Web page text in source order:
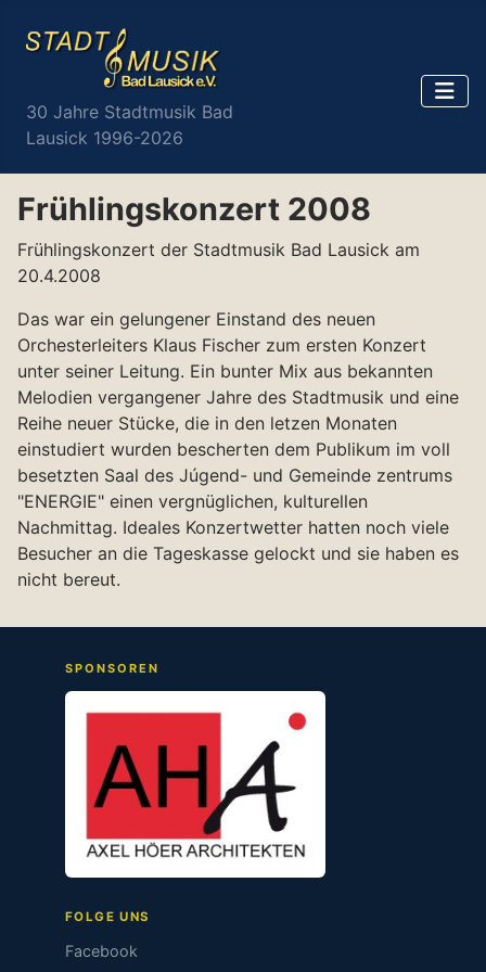
30 Jahre Stadtmusik Bad
Lausick 1996-2026
Frühlingskonzert 2008
Frühlingskonzert der Stadtmusik Bad Lausick am
20.4.2008
Das war ein gelungener Einstand des neuen
Orchesterleiters Klaus Fischer zum ersten Konzert
unter seiner Leitung. Ein bunter Mix aus bekannten
Melodien vergangener Jahre des Stadtmusik und eine
Reihe neuer Stücke, die in den letzen Monaten
einstudiert wurden bescherten dem Publikum im voll
besetzten Saal des Júgend- und Gemeinde zentrums
"ENERGIE" einen vergnüglichen, kulturellen
Nachmittag. Ideales Konzertwetter hatten noch viele
Besucher an die Tageskasse gelockt und sie haben es
nicht bereut.
SPONSOREN
FOLGE UNS
Facebook